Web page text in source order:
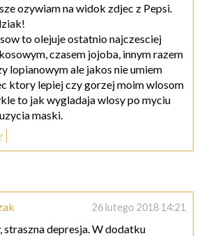
ozywiam na widok zdjec z Pepsi.
to olejuje ostatnio najczesciej
czasem jojoba, innym razem
lopianowym ale jakos nie umiem
ktory lepiej czy gorzej moim wlosom
to jak wygladaja wlosy po myciu
maski.
26 lutego 2018 14:21
straszna depresja. W dodatku